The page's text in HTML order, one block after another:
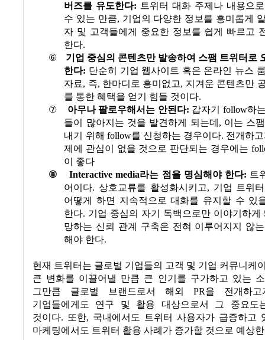
버즈를 유도한다: 트위터 대화 주제나 내용으
수 있는 만큼, 기업의 다양한 정보를 흥미롭게
자 및 고객들에게 중요한 정보를 쉽게 빠르고
한다.
⑥
기업 중심의 콘텐츠만 발송하여 스팸 트위터로
한다: 단순히 기업 웹사이트 혹은 온라인 뉴스
자료, 즉, 한마디로 흥미없고, 지겨운 콘텐츠만
를 통한 혜택을 얻기 힘들 것이다.
⑦
아무나 팔로우해서는 안된다: 갑자기 follow하
들이 많아지는 것을 발견하게 되는데 , 이는 스
내기 위해 follow를 신청하는 경우이다. 전개하
제에 관심이 없을 것으로 판단되는 경우에는
이 좋다
⑧
Interactive media라는 점을 명심해야 한다: 트
어이다.상호교류를 활성화시키고, 기업 트위
어떻게 하면 지속적으로 대화를 유지할 수 있
한다. 기업 중심의 자기 독백으로만 이야기하게
망하는 신뢰 관계 구축은 전혀 이루어지지 않
해야 한다.
현재 트위터는 글로벌 기업들의 고객 및 기업 커뮤니케
큰 변화를 이끌어낼 만큼 큰 인기를 구가하고 있는
그만큼 글로벌 브랜드로서 해외
PR을 전개하
기업들에게도 연구 및 활용 대상으로서 그 중요도
것이다. 또한, 국내에서도 트위터 사용자가 급증하고
마케팅에서도 트위터 활용 사례가 증가할 것으로 예상